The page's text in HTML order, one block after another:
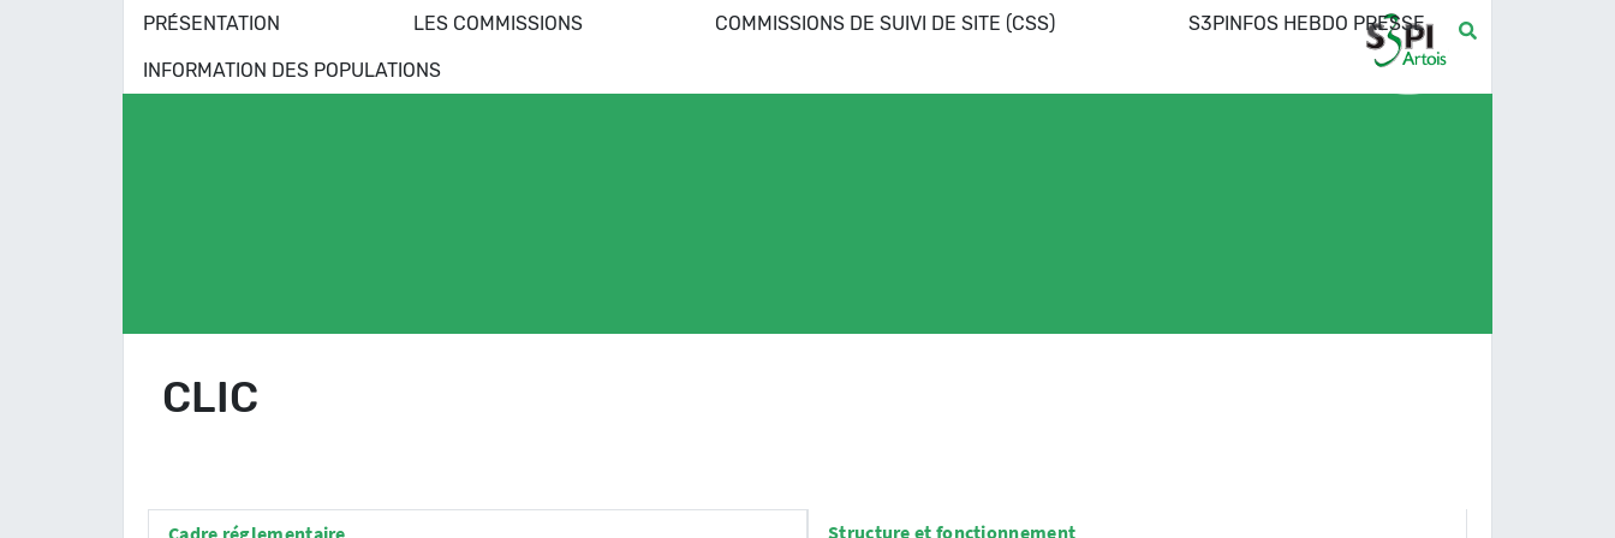
PRÉSENTATION LES COMMISSIONS COMMISSIONS DE SUIVI DE SITE (CSS) S3PINFOS HEBDO PRESSE
INFORMATION DES POPULATIONS
CLIC
Cadre réglementaire Structure et fonctionnement